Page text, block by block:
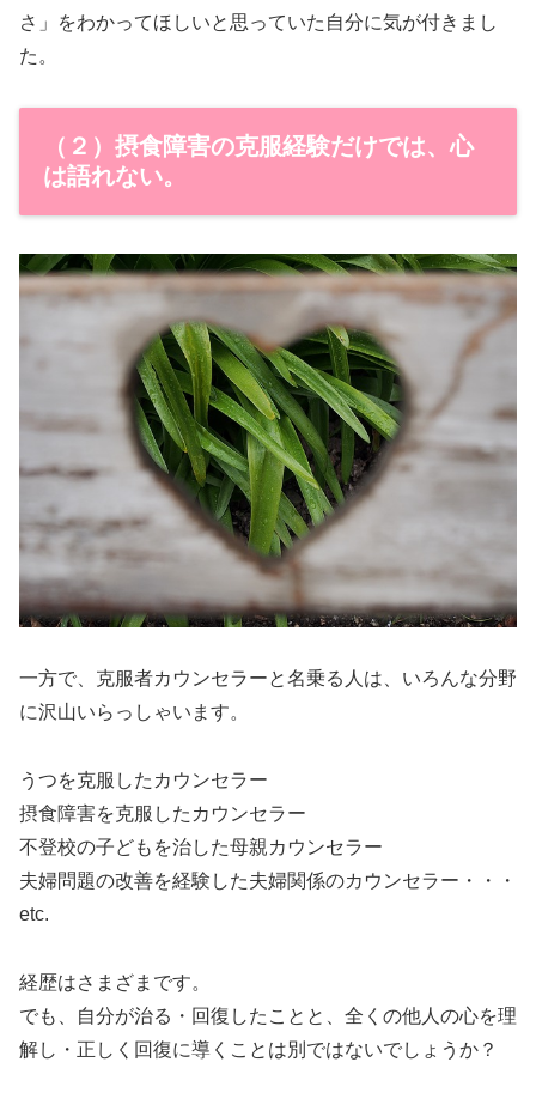
さ」をわかってほしいと思っていた自分に気が付きまし
た。
（２）摂食障害の克服経験だけでは、心
は語れない。
一方で、克服者カウンセラーと名乗る人は、いろんな分野
に沢山いらっしゃいます。
うつを克服したカウンセラー
摂食障害を克服したカウンセラー
不登校の子どもを治した母親カウンセラー
夫婦問題の改善を経験した夫婦関係のカウンセラー・・・
etc.
経歴はさまざまです。
でも、自分が治る・回復したことと、全くの他人の心を理
解し・正しく回復に導くことは別ではないでしょうか？